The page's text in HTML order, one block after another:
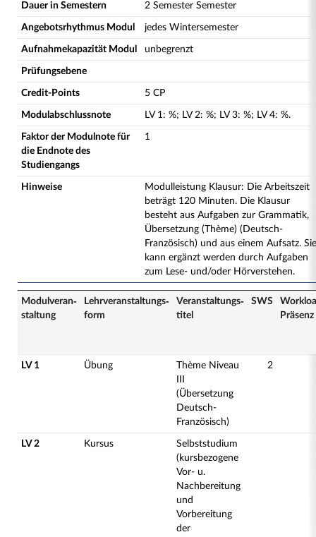
Dauer in Semestern 2 Semester Semester
Angebotsrhythmus Modul jedes Wintersemester
Aufnahmekapazität Modul unbegrenzt
Prüfungsebene
Credit-Points 5 CP
Modulabschlussnote LV 1: %; LV 2: %; LV 3: %; LV 4: %.
Faktor der Modulnote für
die Endnote des
Studiengangs
1
Hinweise
Modulleistung Klausur: Die Arbeitszeit
beträgt 120 Minuten. Die Klausur
besteht aus Aufgaben zur Grammatik,
Übersetzung (Thème) (Deutsch-
Französisch) und aus einem Aufsatz. Sie
kann ergänzt werden durch Aufgaben
zum Lese- und/oder Hörverstehen.
Modulveran­
staltung
Lehrveranstaltungs­
form
Veranstaltungs­
titel
SWS
Präsenz
LV 1 Übung
Thème Niveau
(Übersetzung
Deutsch-
Französisch)
2
LV 2 Kursus
Selbststudium
(kursbezogene
Vor- u.
Nachbereitung
und
Vorbereitung
der